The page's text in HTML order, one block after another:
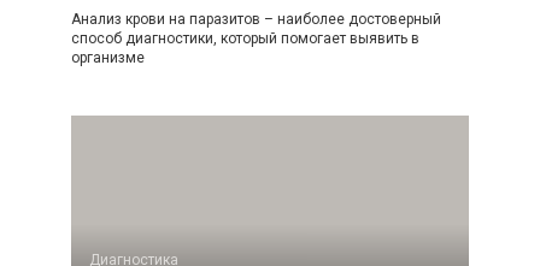
Анализ крови на паразитов – наиболее достоверный
способ диагностики, который помогает выявить в
организме
Диагностика